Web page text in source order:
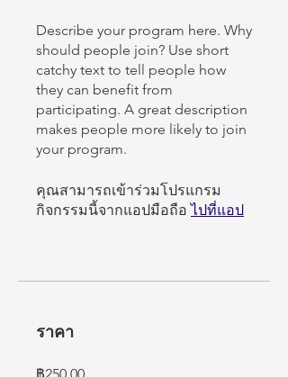
Describe your program here. Why
should people join? Use short
catchy text to tell people how
they can benefit from
participating. A great description
makes people more likely to join
your program.
คุณสามารถเข้าร่วมโปรแกรม
กิจกรรมนี้จากแอปมือถือ ไปที่แอป
ราคา